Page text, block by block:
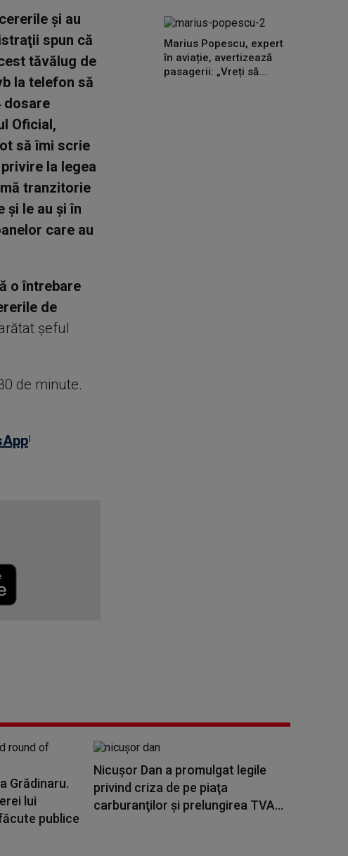
şi au
spun că
tăvălug de
la telefon să
dosare
Oficial,
să îmi scrie
la legea
tranzitorie
şi le au şi în
care au
o întrebare
de
şeful
de minute.
!
Marius Popescu, expert
în aviație, avertizează
pasagerii: „Vreți să...
Grădinaru.
lui
publice
Nicuşor Dan a promulgat legile
privind criza de pe piaţa
carburanţilor şi prelungirea TVA...